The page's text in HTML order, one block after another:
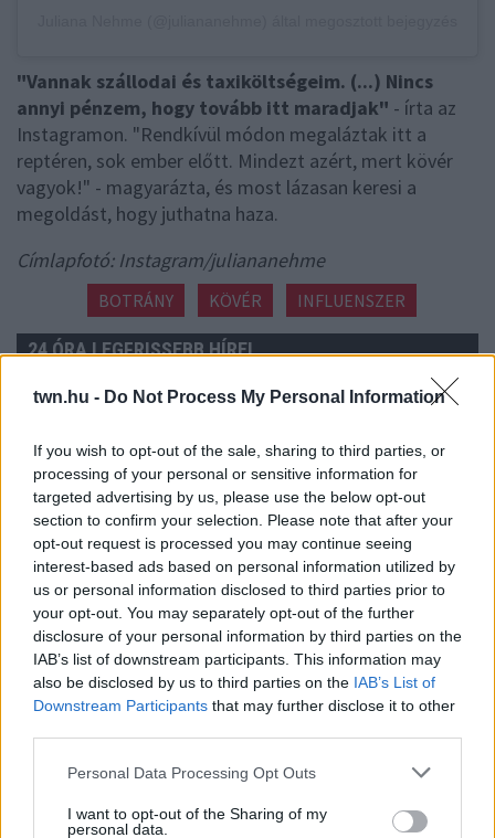
twn.hu - Do Not Process My Personal Information
If you wish to opt-out of the sale, sharing to third parties, or
processing of your personal or sensitive information for
targeted advertising by us, please use the below opt-out
section to confirm your selection. Please note that after your
opt-out request is processed you may continue seeing
interest-based ads based on personal information utilized by
us or personal information disclosed to third parties prior to
your opt-out. You may separately opt-out of the further
disclosure of your personal information by third parties on the
IAB’s list of downstream participants. This information may
also be disclosed by us to third parties on the IAB’s List of
Downstream Participants that may further disclose it to other
Please note that this website/app uses one or more Google
not limited to your visit or usage behaviour. You may click to
Personal Data Processing Opt Outs
I want to opt-out of the Sharing of my
personal data.
"Vannak szállodai és taxiköltségeim. (...) Nincs
annyi pénzem, hogy tovább itt maradjak" - írta az
Instagramon. "Rendkívül módon megaláztak itt a
reptéren, sok ember előtt. Mindezt azért, mert kövér
vagyok!" - magyarázta, és most lázasan keresi a
megoldást, hogy juthatna haza.
Címlapfotó: Instagram/juliananehme
BOTRÁNY KÖVÉR INFLUENSZER
24 ÓRA LEGFRISSEBB HÍREI
tegnap
HA EZT ÉRZED EVÉS UTÁN,
PRÓBÁL FIGYELMEZTETNI
Figyelj a jelekre!
08. 06.
ORVOS FIGYELMEZTET: EZT
AZ APRÓ REGGELI TÜNETET NE
SÖPÖRD A SZŐNYEG ALÁ
Fontos!
08. 05.
EZÉRT PÁRÁSODIK BE
ÁLLANDÓAN AZ ABLAK – EGYSZERŰBB
A MEGOLDÁS, MINT GONDOLNÁD
Villámgyors megoldás
08. 04.
NEM ECETTEL ÉS NEM
SZÓDABIKARBÓNÁVAL: EZZEL LESZ